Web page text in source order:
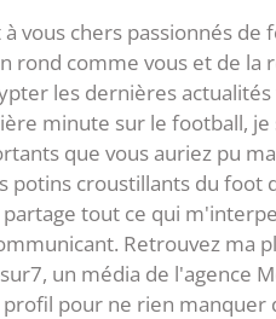
à vous chers passionnés de
rond comme vous et de la
les dernières
minute sur le football,
que vous auriez pu
potins croustillants du foot
partage tout ce qui
Retrouvez ma
un média de l'agence
pour ne rien manquer